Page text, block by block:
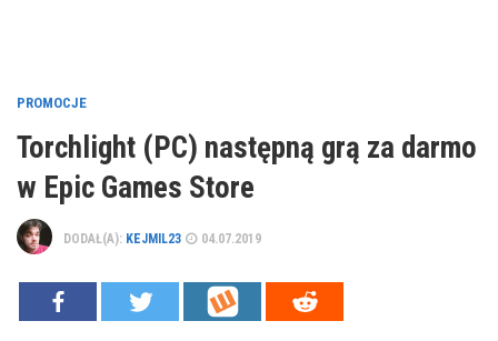
PROMOCJE
Torchlight (PC) następną grą za darmo
w Epic Games Store
DODAŁ(A): KEJMIL23 04.07.2019